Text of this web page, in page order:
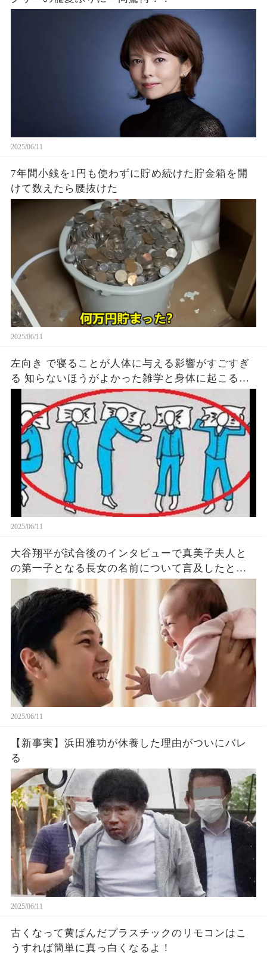
2025/06/11
7年間小銭を1円も使わずに貯め続けた貯金箱を開
けて数えたら腰抜けた
2025/06/11
左向き で寝ることが人体に与える影響がすごすぎ
る 知らないほうがよかった雑学と身体に起こる現
象がヤバい… 驚くべき 大人の 面白いけど知ると後
悔
2025/06/11
大谷翔平が試合後のインタビューで真美子夫人と
の第一子となる長女の名前について言及したと話
題に！山本由伸や佐々木朗希は知ってそう！
2025/06/11
【新事実】浜田雅功が休養した理由がついにバレ
る
2025/06/11
古くなって黄ばんだプラスチックのリモコンはこ
うすれば簡単に真っ白くなるよ！